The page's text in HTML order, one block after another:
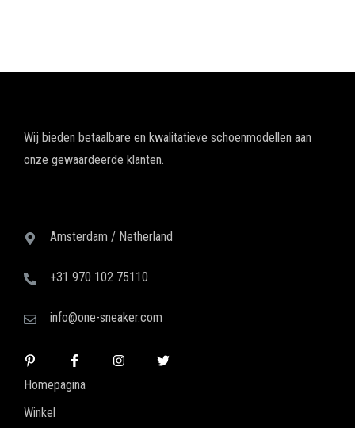
Wij bieden betaalbare en kwalitatieve schoenmodellen aan
onze gewaardeerde klanten.
Amsterdam / Netherland
+31 970 102 75110
info@one-sneaker.com
Homepagina
Winkel